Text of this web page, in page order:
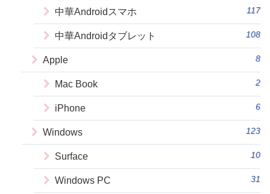
中華Androidスマホ 117
中華Androidタブレット 108
Apple 8
Mac Book 2
iPhone 6
Windows 123
Surface 10
Windows PC 31